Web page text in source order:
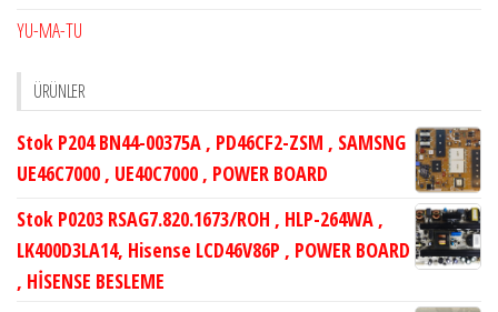
YU-MA-TU
ÜRÜNLER
Stok P204 BN44-00375A , PD46CF2-ZSM , SAMSNG
UE46C7000 , UE40C7000 , POWER BOARD
Stok P0203 RSAG7.820.1673/ROH , HLP-264WA ,
LK400D3LA14, Hisense LCD46V86P , POWER BOARD
, HİSENSE BESLEME